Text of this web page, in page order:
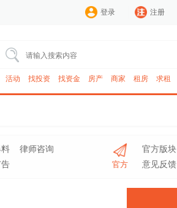
登录 注册
活动 找投资 找资金 房产 商家 租房 求租
律师咨询
官方
官方版块
意见反馈